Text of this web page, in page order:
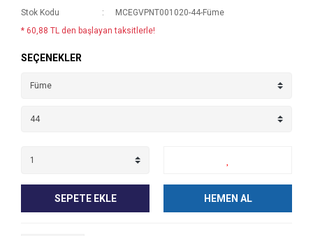
Stok Kodu
MCEGVPNT001020-44-Füme
* 60,88 TL den başlayan taksitlerle!
SEÇENEKLER
SEPETE EKLE HEMEN AL